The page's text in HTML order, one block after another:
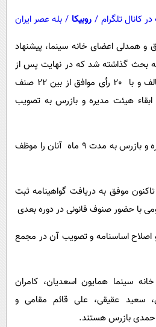
بین الملل
حیات وحش
کانال تلگرام / روبیکا / بله عصر ایران
و همدلی اعضای خانه سینما، پیشنهاد
بحث گذاشته شد که در نهایت پس از
شنیدن سخنان موافق و مخالف و با 20 رأی موافق از بین 22 صنف
ابقاء هیئت مدیره و بازرس به تصویب
مجمع ضمن ابقاء هیات مدیره و بازرس به مدت 9 ماه آنان را موظف
موفق به دریافت گواهینامه ثبت
با حضور صنوف قانونی در دوره بعدی
اصلاح اساسنامه و تصویب آن در مجمع
سینما همایون اسعدیان، کامران
سعید عقیقی، علی قائم مقامی و
بازرس هستند.